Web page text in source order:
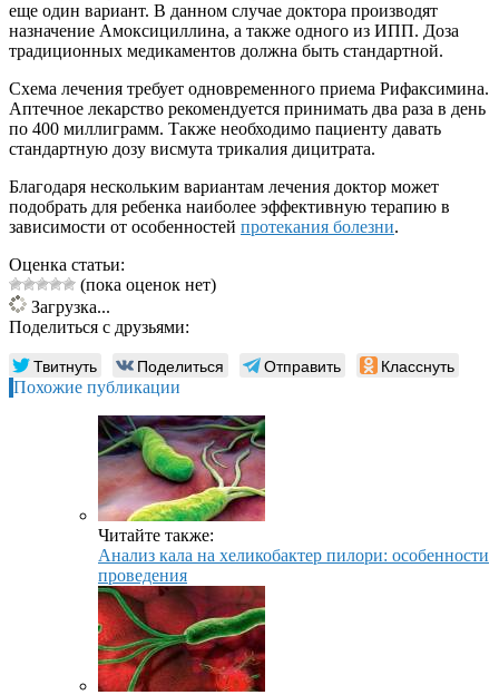
еще один вариант. В данном случае доктора производят
назначение Амоксициллина, а также одного из ИПП. Доза
традиционных медикаментов должна быть стандартной.
Схема лечения требует одновременного приема Рифаксимина.
Аптечное лекарство рекомендуется принимать два раза в день
по 400 миллиграмм. Также необходимо пациенту давать
стандартную дозу висмута трикалия дицитрата.
Благодаря нескольким вариантам лечения доктор может
подобрать для ребенка наиболее эффективную терапию в
зависимости от особенностей протекания болезни.
Оценка статьи:
(пока оценок нет)
Загрузка...
Поделиться с друзьями:
Твитнуть Поделиться Отправить Класснуть
Похожие публикации
Читайте также:
Анализ кала на хеликобактер пилори: особенности
проведения